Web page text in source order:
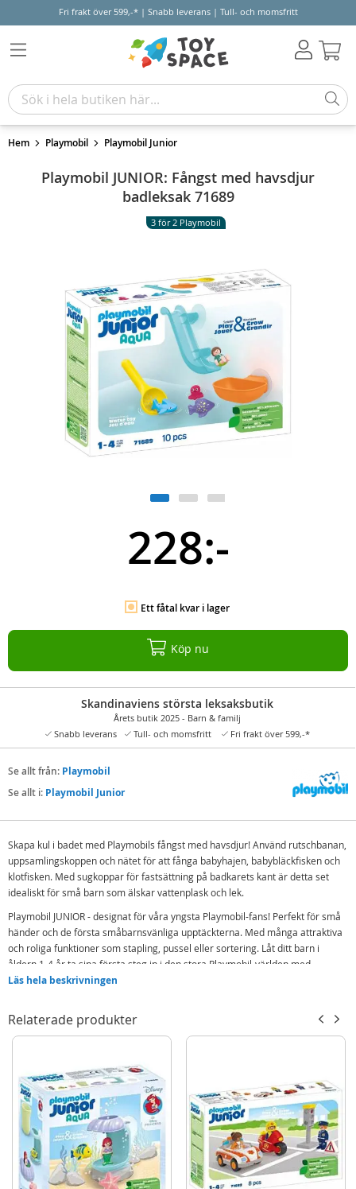
Fri frakt över 599,-* | Snabb leverans | Tull- och momsfritt
Hem Playmobil Playmobil Junior
Playmobil JUNIOR: Fångst med havsdjur
badleksak 71689
3 för 2 Playmobil
228:-
Ett fåtal kvar i lager
Köp nu
Skandinaviens största leksaksbutik
Årets butik 2025 - Barn & familj
Snabb leverans
Tull- och momsfritt Fri frakt över 599,-*
Se allt från: Playmobil
Se allt i: Playmobil Junior
Skapa kul i badet med Playmobils fångst med havsdjur! Använd rutschbanan,
uppsamlingskoppen och nätet för att fånga babyhajen, babybläckfisken och
klotfisken. Med sugkoppar för fastsättning på badkarets kant är detta set
idealiskt för små barn som älskar vattenplask och lek.
Playmobil JUNIOR - designat för våra yngsta Playmobil-fans! Perfekt för små
händer och de första småbarnsvänliga upptäckterna. Med många attraktiva
och roliga funktioner som stapling, pussel eller sortering. Låt ditt barn i
åldern 1-4 år ta sina första steg in i den stora Playmobil-världen med
Playmobil JUNIOR!
Playmobil-figur
Rutschbana med 2 sugkoppar
Landningsbana med sugkopp
Skopa
Detaljer:
Antal delar: 10
Ålder: från 1 år
Läs hela beskrivningen
Relaterade produkter